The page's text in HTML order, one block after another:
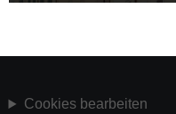
Cookies bearbeiten